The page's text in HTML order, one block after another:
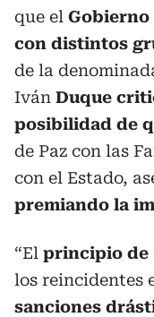
que el
con distintos
de la
Iván Duque
posibilidad de
de Paz con las
con el Estado,
premiando la
“El principio de
los reincidentes
sanciones